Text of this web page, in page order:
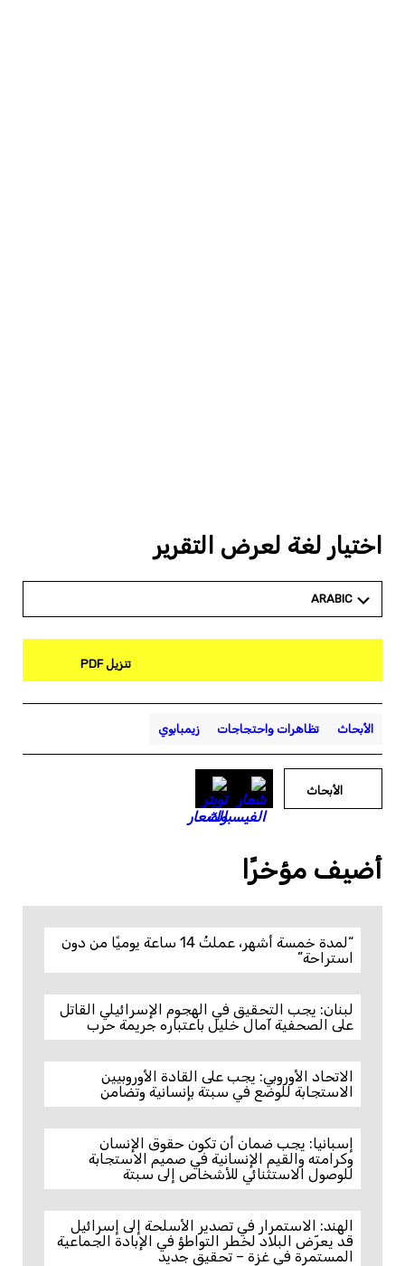
اختيار لغة لعرض التقرير
ARABIC
تنزيل PDF
الأبحاث تظاهرات واحتجاجات زيمبابوي
الأبحاث
أضيف مؤخرًا
“لمدة خمسة أشهر، عملتُ 14 ساعة يوميًا من دون
استراحة”
لبنان: يجب التحقيق في الهجوم الإسرائيلي القاتل
على الصحفية آمال خليل باعتباره جريمة حرب
الاتحاد الأوروبي: يجب على القادة الأوروبيين
الاستجابة للوضع في سبتة بإنسانية وتضامن
إسبانيا: يجب ضمان أن تكون حقوق الإنسان
وكرامته والقيم الإنسانية في صميم الاستجابة
للوصول الاستثنائي للأشخاص إلى سبتة
الهند: الاستمرار في تصدير الأسلحة إلى إسرائيل
قد يعرّض البلاد لخطر التواطؤ في الإبادة الجماعية
المستمرة في غزة – تحقيق جديد